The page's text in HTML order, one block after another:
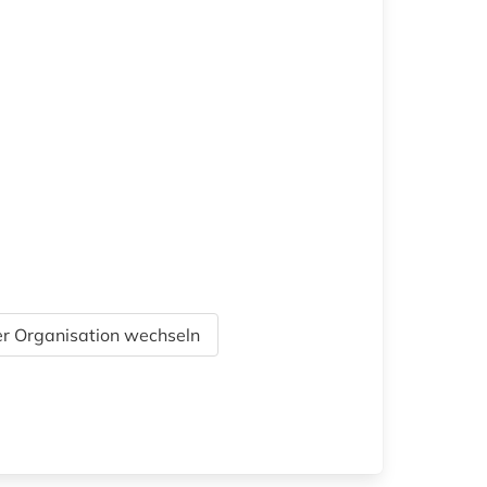
Organisation wechseln